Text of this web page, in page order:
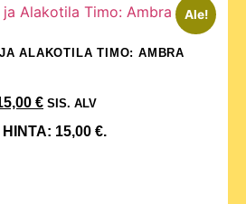
Ale!
ALAKOTILA TIMO: AMBRA
€ SIS. ALV
15,00 €.